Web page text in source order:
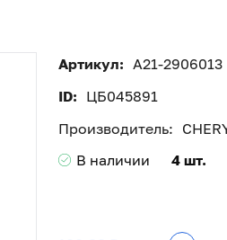
Артикул: A21-2906013
ID: ЦБ045891
Производитель:
В наличии
4 шт.